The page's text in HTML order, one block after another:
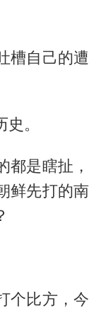
槽自己的遭
。
都是瞎扯，
鲜先打的南
个比方，今